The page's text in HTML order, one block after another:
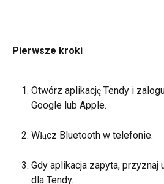
Pierwsze kroki
Otwórz aplikację Tendy i
Google lub Apple.
Włącz Bluetooth w telefonie.
Gdy aplikacja zapyta, przyznaj
dla Tendy.